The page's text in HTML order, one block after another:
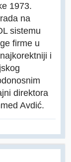
1973.
na
sistemu
firme u
i
direktora
Avdić.